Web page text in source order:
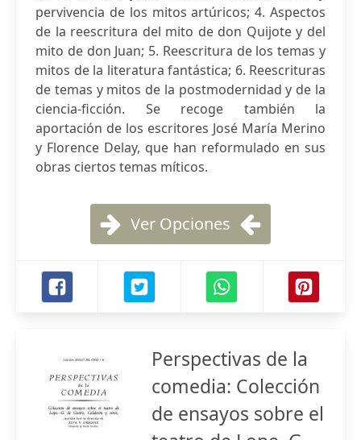
pervivencia de los mitos artúricos; 4. Aspectos
de la reescritura del mito de don Quijote y del
mito de don Juan; 5. Reescritura de los temas y
mitos de la literatura fantástica; 6. Reescrituras
de temas y mitos de la postmodernidad y de la
ciencia-ficción. Se recoge también la
aportación de los escritores José María Merino
y Florence Delay, que han reformulado en sus
obras ciertos temas míticos.
Ver Opciones
Perspectivas de la
comedia: Colección
de ensayos sobre el